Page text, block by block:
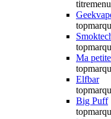
titremenu
Ma
Elfbar
Big Puff